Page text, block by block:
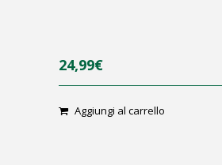
24,99€
Aggiungi al carrello